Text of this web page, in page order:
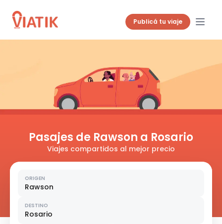
Publicá tu viaje
Pasajes de Rawson a Rosario
Viajes compartidos al mejor precio
ORIGEN
Rawson
DESTINO
Rosario